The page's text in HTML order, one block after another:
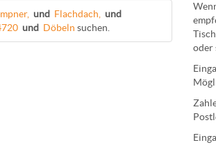
und Flachdach,
und
und Döbeln suchen.
oder